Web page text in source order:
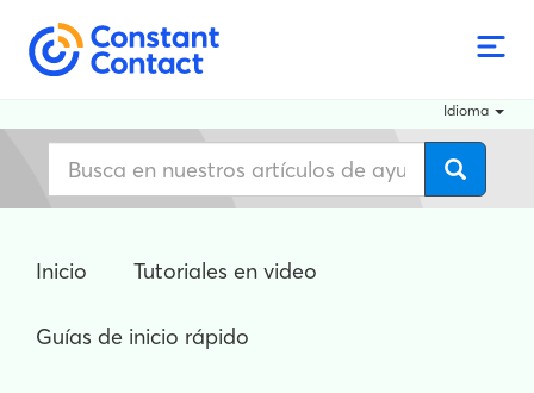
Idioma
Inicio Tutoriales en video
Guías de inicio rápido